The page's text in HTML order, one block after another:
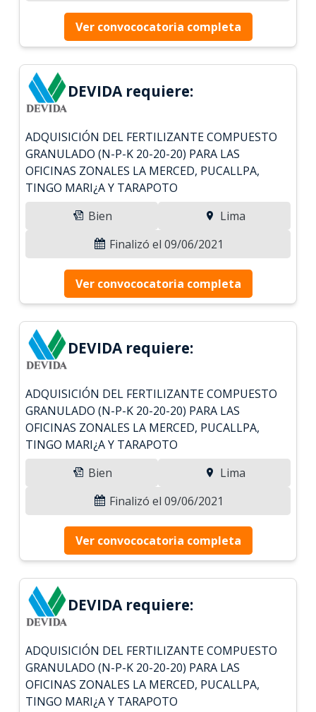
Ver convococatoria completa
DEVIDA requiere:
ADQUISICIÓN DEL FERTILIZANTE COMPUESTO
GRANULADO (N-P-K 20-20-20) PARA LAS
OFICINAS ZONALES LA MERCED, PUCALLPA,
TINGO MARI¿A Y TARAPOTO
Bien
Lima
Finalizó el 09/06/2021
Ver convococatoria completa
DEVIDA requiere:
ADQUISICIÓN DEL FERTILIZANTE COMPUESTO
GRANULADO (N-P-K 20-20-20) PARA LAS
OFICINAS ZONALES LA MERCED, PUCALLPA,
TINGO MARI¿A Y TARAPOTO
Bien
Lima
Finalizó el 09/06/2021
Ver convococatoria completa
DEVIDA requiere:
ADQUISICIÓN DEL FERTILIZANTE COMPUESTO
GRANULADO (N-P-K 20-20-20) PARA LAS
OFICINAS ZONALES LA MERCED, PUCALLPA,
TINGO MARI¿A Y TARAPOTO